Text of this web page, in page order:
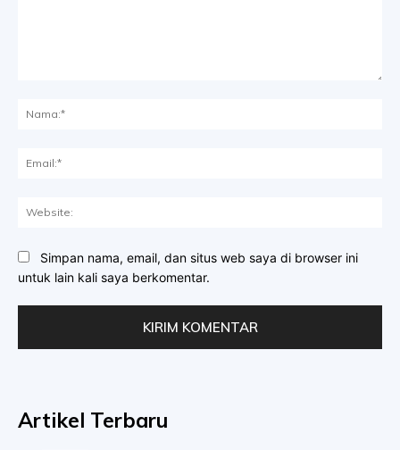
Simpan nama, email, dan situs web saya di browser ini
untuk lain kali saya berkomentar.
Artikel Terbaru